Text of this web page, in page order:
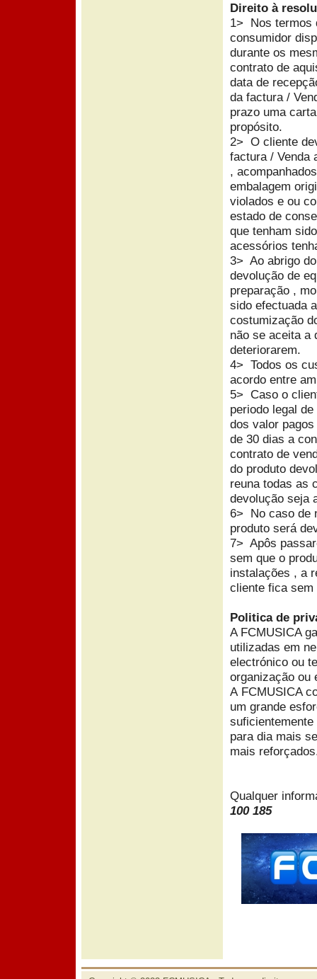
Direito à
1> Nos termos
consumidor
durante os
contrato de
data de
da factura /
prazo uma
propósito.
2> O cliente
factura / Venda
,
embalagem
violados e ou
estado de
que tenham
acessórios
3> Ao abrigo
devolução de
preparação ,
sido efectuada
costumização
não se aceita a
deteriorarem.
4> Todos os
acordo entre
5> Caso o
periodo legal
dos valor
de 30 dias a
contrato de
do produto
reuna todas as
devolução seja
6> No caso de
produto será
7> Apôs
sem que o
instalações , a
cliente fica sem
Politica de
A FCMUSICA
utilizadas em
electrónico ou
organização ou
A FCMUSICA
um grande
para dia mais
mais
Qualquer
100 185